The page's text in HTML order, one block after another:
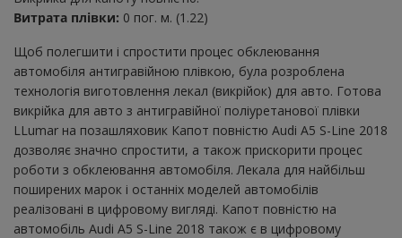
Витрата плівки: 0 пог. м. (1.22)
Щоб полегшити і спростити процес обклеювання
автомобіля антигравійною плівкою, була розроблена
технологія виготовлення лекал (викрійок) для авто. Готова
викрійка для авто з антигравійної поліуретанової плівки
LLumar на позашляховик Капот повністю Audi A5 S-Line 2018
дозволяє значно спростити, а також прискорити процес
роботи з обклеювання автомобіля. Лекала для найбільш
поширених марок і останніх моделей автомобілів
реалізовані в цифровому вигляді. Капот повністю на
автомобіль Audi A5 S-Line 2018 також є в цифровому